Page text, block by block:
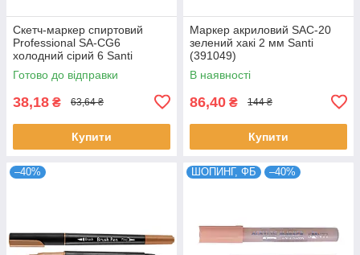
Скетч-маркер спиртовий
Professional SA-CG6
холодний сірий 6 Santi
(390832)
Готово до відправки
38,18 ₴ 63,64 ₴
Купити
Маркер акриловий SAC-20
зелений хакі 2 мм Santi
(391049)
В наявності
86,40 ₴ 144 ₴
Купити
–40% ШОПИНГ, ФБ –40%